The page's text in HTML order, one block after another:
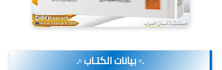
.▫️ بيانات الكتـاب ▫️.